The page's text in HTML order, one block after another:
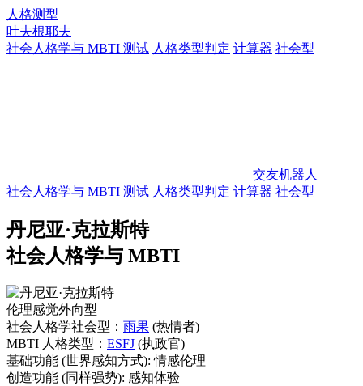
人格测型
叶夫根耶夫
社会人格学与 MBTI 测试 人格类型判定 计算器 社会型
交友机器人
社会人格学与 MBTI 测试 人格类型判定 计算器 社会型
丹尼亚·克拉斯特
社会人格学与 MBTI
伦理感觉外向型
社会人格学社会型： 雨果 (热情者)
MBTI 人格类型： ESFJ (执政官)
基础功能 (世界感知方式):情感伦理
创造功能 (同样强势): 感知体验